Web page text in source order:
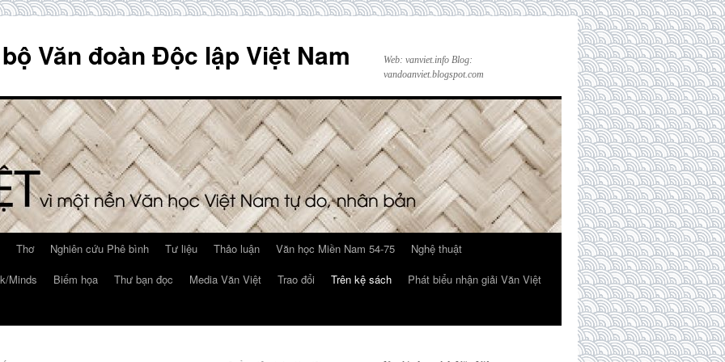
Văn đoàn Độc lập Việt Nam
Web: vanviet.info Blog:
vandoanviet.blogspot.com
Thơ Nghiên cứu Phê bình Tư liệu Thảo luận Văn học Miền Nam 54-75
Nghệ thuật
Minds Biếm họa Thư bạn đọc Media Văn Việt Trao đổi Trên kệ sách
Phát biểu nhận giải Văn Việt